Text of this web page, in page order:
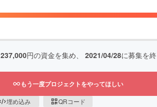
237,000円の資金を集め、 2021/04/28に募集を
もう一度プロジェクトをやってほしい
埋め込み QRコード